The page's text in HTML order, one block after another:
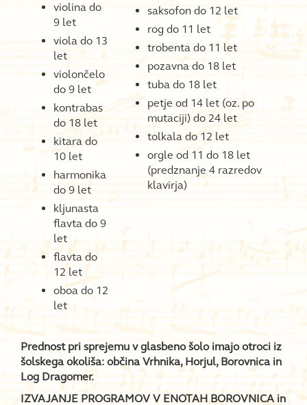
violina do
9 let
viola do 13
let
violončelo
do 9 let
kontrabas
do 18 let
kitara do
10 let
harmonika
do 9 let
kljunasta
flavta do 9
let
flavta do
12 let
oboa do 12
let
saksofon do 12 let
rog do 11 let
trobenta do 11 let
pozavna do 18 let
tuba do 18 let
petje od 14 let (oz. po
mutaciji) do 24 let
tolkala do 12 let
orgle od 11 do 18 let
(predznanje 4 razredov
klavirja)
Prednost pri sprejemu v glasbeno šolo imajo otroci iz
šolskega okoliša: občina Vrhnika, Horjul, Borovnica in
Log Dragomer.
IZVAJANJE PROGRAMOV V ENOTAH BOROVNICA in